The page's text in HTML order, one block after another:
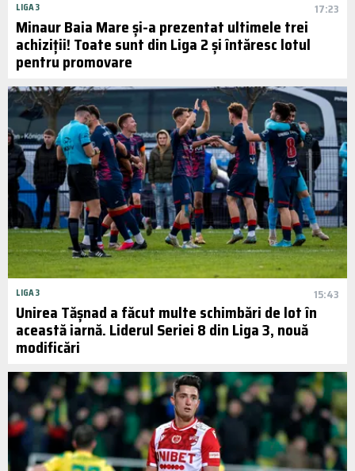
LIGA 3 17:23
Minaur Baia Mare și-a prezentat ultimele trei
achiziții! Toate sunt din Liga 2 și întăresc lotul
pentru promovare
LIGA 3 15:43
Unirea Tășnad a făcut multe schimbări de lot în
această iarnă. Liderul Seriei 8 din Liga 3, nouă
modificări